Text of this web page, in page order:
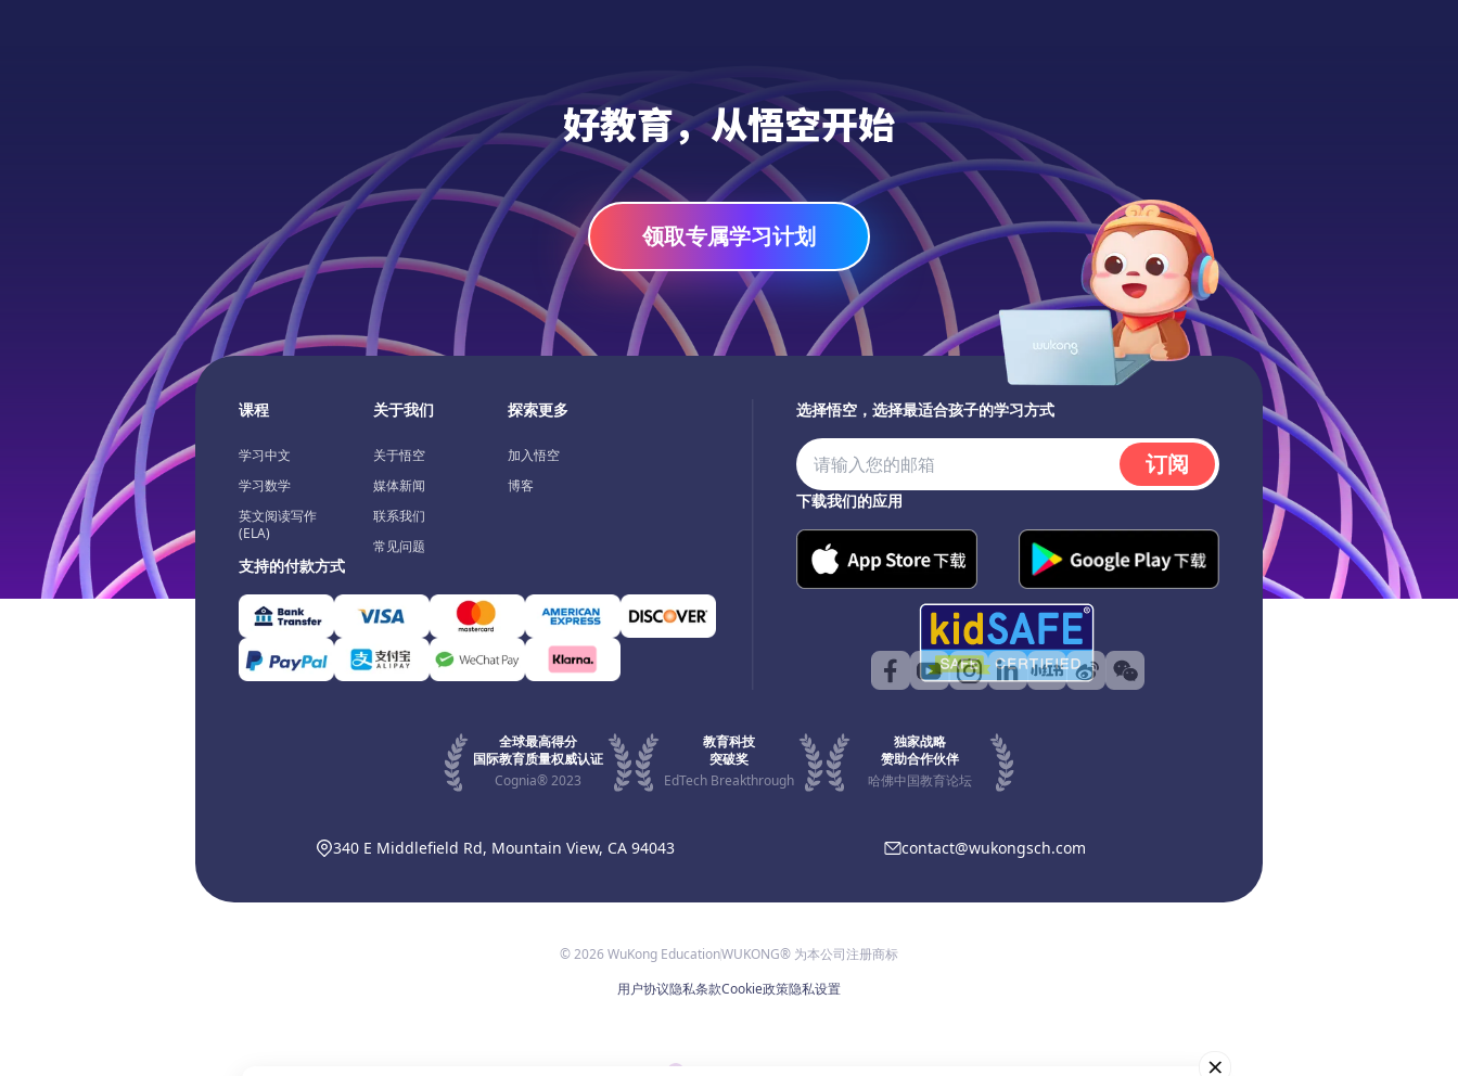
好教育，从悟空开始
领取专属学习计划
课程
学习中文
学习数学
英文阅读写作
(ELA)
关于我们
关于悟空
媒体新闻
联系我们
常见问题
探索更多
加入悟空
博客
支持的付款方式
选择悟空，选择最适合孩子的学习方式
订阅
下载我们的应用
全球最高得分
国际教育质量权威认证
Cognia® 2023
教育科技
突破奖
EdTech Breakthrough
独家战略
赞助合作伙伴
哈佛中国教育论坛
340 E Middlefield Rd, Mountain View, CA 94043 contact@wukongsch.com
© 2026 WuKong EducationWUKONG® 为本公司注册商标
用户协议隐私条款Cookie政策隐私设置